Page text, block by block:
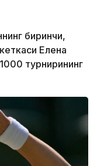
биринчи,
Елена
турнирининг